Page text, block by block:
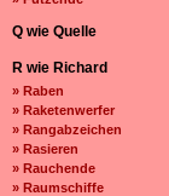
Q wie Quelle
R wie Richard
» Raben
» Raketenwerfer
» Rangabzeichen
» Rasieren
» Rauchende
» Raumschiffe